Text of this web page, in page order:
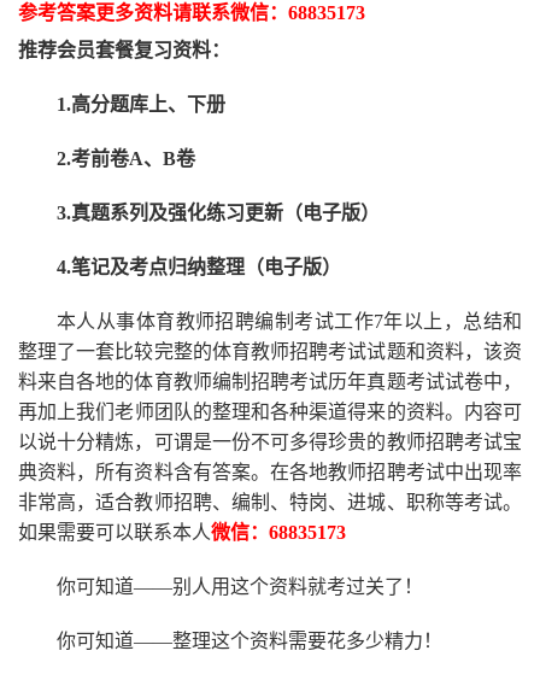
参考答案更多资料请联系微信： 68835173
推荐会员套餐复习资料：
1.高分题库上、下册
2.考前卷A、B卷
3.真题系列及强化练习更新（电子版）
4.笔记及考点归纳整理（电子版）
本人从事体育教师招聘编制考试工作7年以上，总结和
整理了一套比较完整的体育教师招聘考试试题和资料，该资
料来自各地的体育教师编制招聘考试历年真题考试试卷中，
再加上我们老师 团队的整理和各种渠道得来的资料。内容可
以说十分精炼，可谓是一份不可多得珍贵的教师招聘考试宝
典资料，所有资料含有答案。在各地教师招聘考试中出现率
非常高，适合教师招聘、编制、特岗、进城、职称等考试。
如果需要可以联系本人微信： 68835173
你可知道——别人用这个资料就考过关了！
你可知道——整理这个资料需要花多少精力 ！